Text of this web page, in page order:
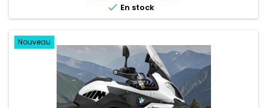
 En stock
Nouveau